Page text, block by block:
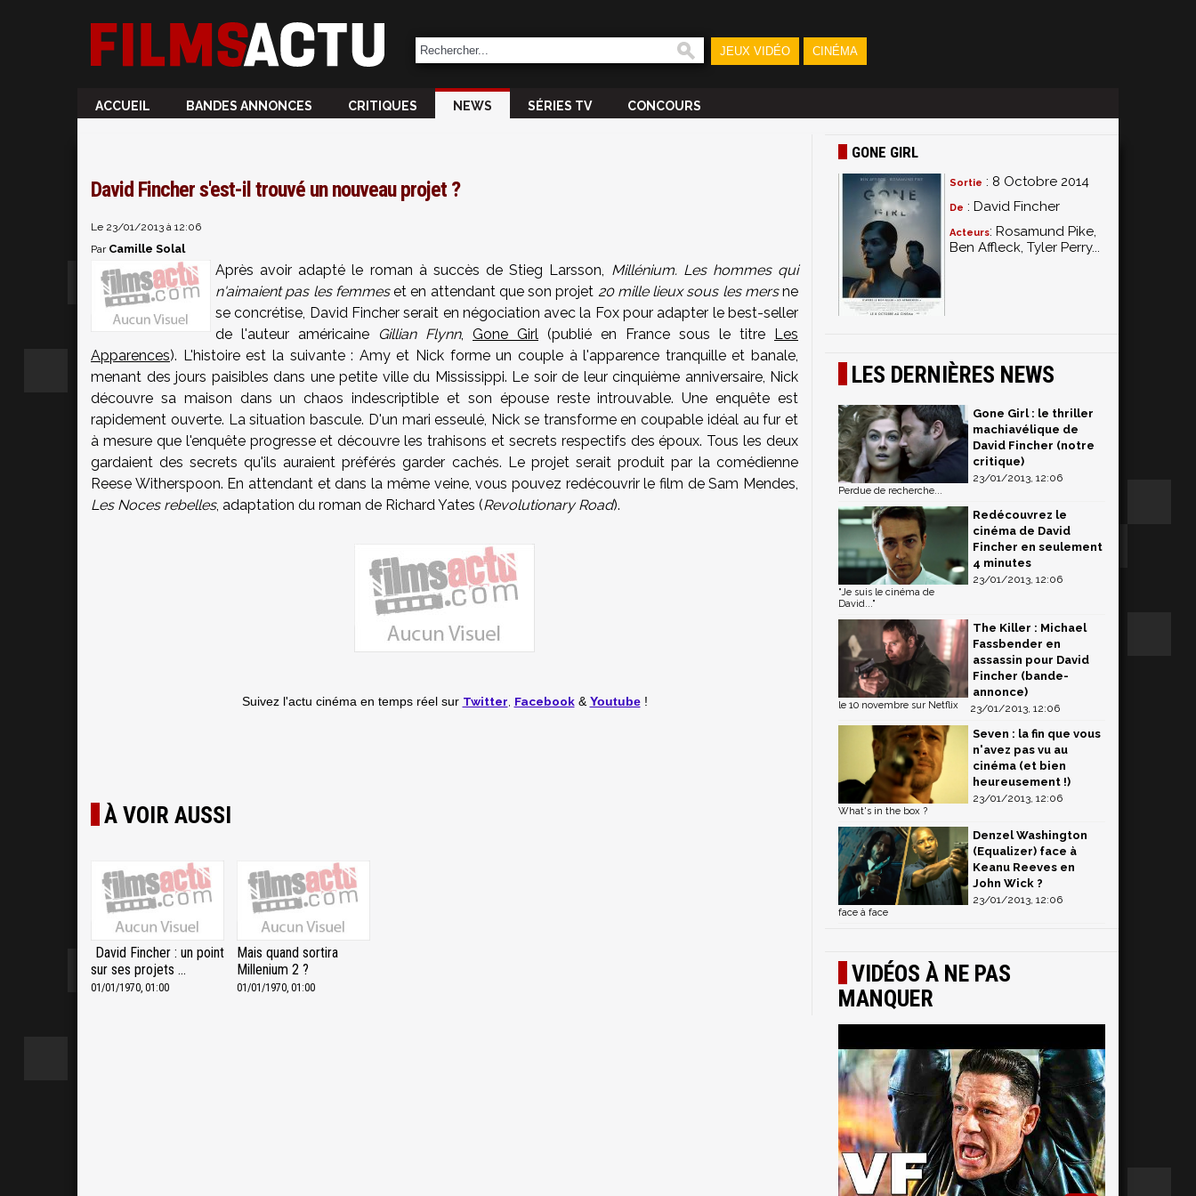
JEUX VIDÉO CINÉMA
ACCUEIL BANDES ANNONCES CRITIQUES NEWS SÉRIES TV CONCOURS
David Fincher s'est-il trouvé un nouveau projet ?
Le 23/01/2013 à 12:06
Par Camille Solal
Après avoir adapté le roman à succès de Stieg Larsson, Millénium. Les hommes qui
n'aimaient pas les femmeset en attendant que son projet 20 mille lieux sous les mersne
se concrétise, David Fincher serait en négociation avec la Fox pour adapter le best-seller
de l'auteur américaine
Gillian Flynn, Gone Girl (publié en France sous le titre Les
Apparences). L'histoire est la suivante : Amy et Nick forme un couple à l'apparence tranquille et banale,
menant des jours paisibles dans une petite ville du Mississippi. Le soir de leur cinquième anniversaire, Nick
découvre sa maison dans un chaos indescriptible et son épouse reste introuvable. Une enquête est
rapidement ouverte. La situation bascule. D'un mari esseulé, Nick se transforme en coupable idéal au fur et
à mesure que l'enquête progresse et découvre les trahisons et secrets respectifs des époux. Tous les deux
gardaient des secrets qu'ils auraient préférés garder cachés. Le projet serait produit par la comédienne
Reese Witherspoon. En attendant et dans la même veine, vous pouvez redécouvrir le film de Sam Mendes,
Les Noces rebelles, adaptation du roman de Richard Yates (Revolutionary Road).
Suivez l'actu cinéma en temps réel sur Twitter Facebook& Youtube!
À VOIR AUSSI
David Fincher : un point
sur ses projets ...
01/01/1970, 01:00
Mais quand sortira
Millenium 2 ?
01/01/1970, 01:00
GONE GIRL
Sortie : 8 Octobre 2014
De : David Fincher
Acteurs: Rosamund Pike,
Ben Affleck, Tyler Perry...
LES DERNIÈRES NEWS
Gone Girl : le thriller
machiavélique de
David Fincher (notre
critique)
23/01/2013, 12:06
Perdue de recherche...
Redécouvrez le
cinéma de David
Fincher en seulement
4 minutes
23/01/2013, 12:06
"Je suis le cinéma de
David..."
The Killer : Michael
Fassbender en
assassin pour David
Fincher (bande-
annonce)
23/01/2013, 12:06
le 10 novembre sur Netflix
Seven : la fin que vous
n'avez pas vu au
cinéma (et bien
heureusement !)
23/01/2013, 12:06
What's in the box ?
Denzel Washington
(Equalizer) face à
Keanu Reeves en
John Wick ?
23/01/2013, 12:06
face à face
VIDÉOS À NE PAS
MANQUER